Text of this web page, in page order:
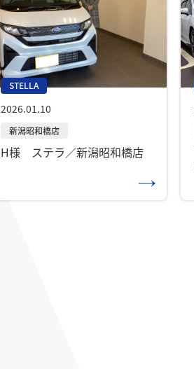
STELLA
2026.01.10
新潟昭和橋店
H様 ステラ／新潟昭和橋店